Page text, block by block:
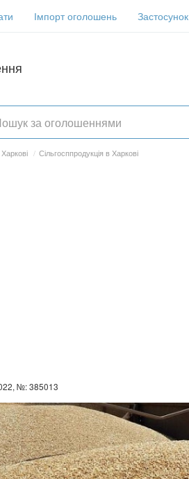
Імпорт оголошень Застосунок
/ Сільгосппродукція в Харкові
№: 385013